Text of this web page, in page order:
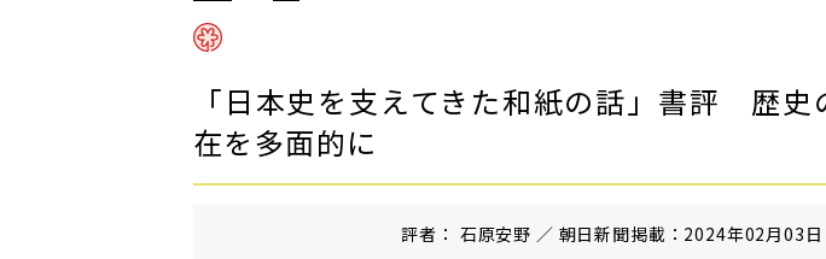
「日本史を支えてきた和紙の話」書評 歴史
在を多面的に
評者： 石原安野 ／ 朝⽇新聞掲載：2024年02月03日